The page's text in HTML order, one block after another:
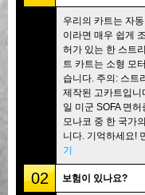
도쿄 시나가와 #1
도쿄 아키하바라#2
도쿄 시부야 애넥스
도쿄 아사쿠사
오키나와
우리의 카트는 자
이라면 매우 쉽게
허가 있는 한 스트
트 카트는 소형 모
습니다. 주의: 스트
제작된 고카트입니
일 미군 SOFA 면
모나코 중 한 국가
니다. 기억하세요!
기
02 보험이 있나요?